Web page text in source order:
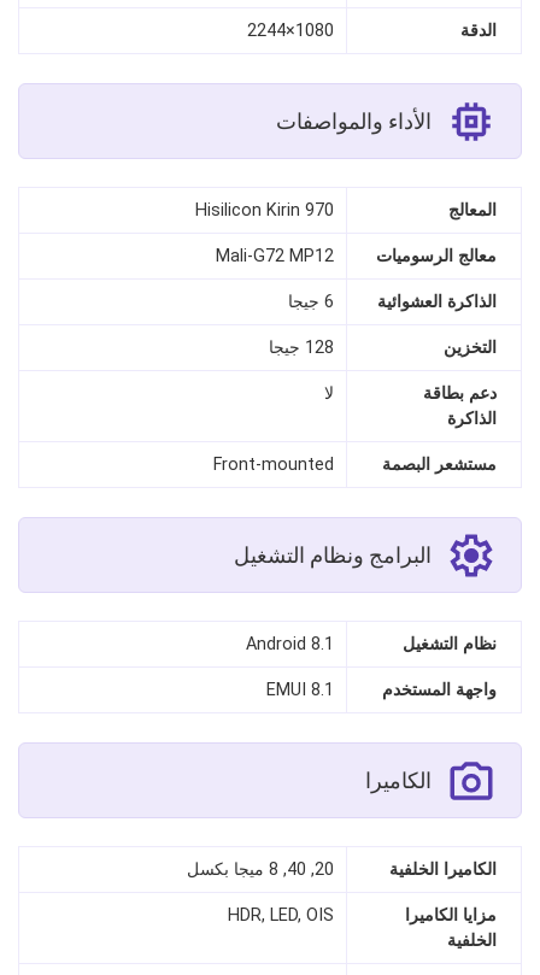
الدقة 1080×2244
الأداء والمواصفات
المعالج Hisilicon Kirin 970
معالج الرسوميات Mali-G72 MP12
الذاكرة العشوائية 6 جيجا
التخزين 128 جيجا
دعم بطاقة
الذاكرة
لا
مستشعر البصمة Front-mounted
البرامج ونظام التشغيل
نظام التشغيل Android 8.1
واجهة المستخدم EMUI 8.1
الكاميرا
الكاميرا الخلفية 20, 40, 8 ميجا بكسل
مزايا الكاميرا
الخلفية
HDR, LED, OIS